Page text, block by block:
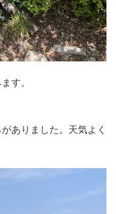
す。
ありました。天気よく